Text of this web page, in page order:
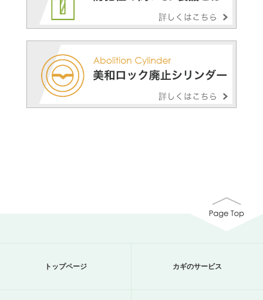
トップページ カギのサービス